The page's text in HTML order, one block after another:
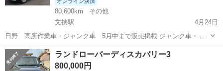
80,600km
その他
文挟駅
4月24日
日野 高所作業車・ジャンク車 5月中まで販売掲載 ジャンク車・部
品取りでいかがでしょうか？ 長期保管の為、油圧漏れやバケットが動
かないといった部分があります。エアコンのベルト鳴いてます。 たく
さんのウォッチリス...
栃木 鹿沼市 文挟駅 ディーゼル車
ランドローバーディスカバリー3
800,000円